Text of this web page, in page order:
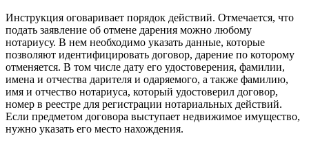
Инструкция оговаривает порядок действий. Отмечается, что
подать заявление об отмене дарения можно любому
нотариусу. В нем необходимо указать данные, которые
позволяют идентифицировать договор, дарение по которому
отменяется. В том числе дату его удостоверения, фамилии,
имена и отчества дарителя и одаряемого, а также фамилию,
имя и отчество нотариуса, который удостоверил договор,
номер в реестре для регистрации нотариальных действий.
Если предметом договора выступает недвижимое имущество,
нужно указать его место нахождения.